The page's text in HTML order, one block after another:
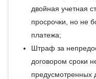
двойная учетная
просрочки, но не
платежа;
Штраф за
договором сроки
предусмотренных